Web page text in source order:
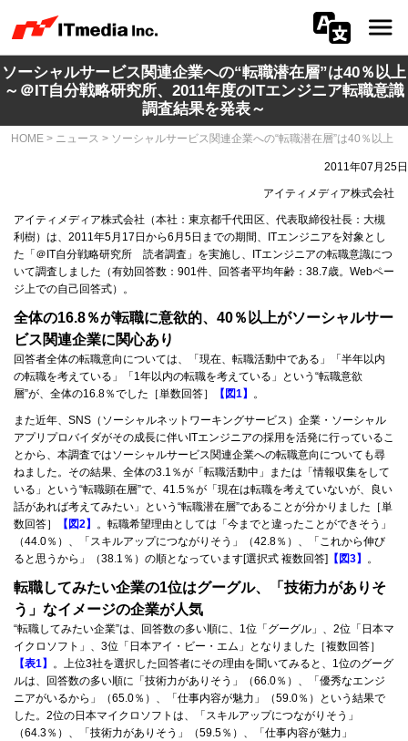
会社情報
サステナビリティ
プライバシー
メディア一覧
広告サービス
ソーシャルサービス関連企業への“転職潜在層”は40％以上
～＠IT自分戦略研究所、2011年度のITエンジニア転職意識
調査結果を発表～
HOME > ニュース > ソーシャルサービス関連企業への“転職潜在層”は40％以上
2011年07月25日
アイティメディア株式会社
アイティメディア株式会社（本社：東京都千代田区、代表取締役社長：大槻
利樹）は、2011年5月17日から6月5日までの期間、ITエンジニアを対象とし
た「＠IT自分戦略研究所 読者調査」を実施し、ITエンジニアの転職意識につ
いて調査しました（有効回答数：901件、回答者平均年齢：38.7歳。Webペー
ジ上での自己回答式）。
全体の16.8％が転職に意欲的、40％以上がソーシャルサー
ビス関連企業に関心あり
回答者全体の転職意向については、「現在、転職活動中である」「半年以内
の転職を考えている」「1年以内の転職を考えている」という“転職意欲
層”が、全体の16.8％でした［単数回答］
【図1】 。
また近年、SNS（ソーシャルネットワーキングサービス）企業・ソーシャル
アプリプロバイダがその成長に伴いITエンジニアの採用を活発に行っているこ
とから、本調査ではソーシャルサービス関連企業への転職意向についても尋
ねました。その結果、全体の3.1％が「転職活動中」または「情報収集をして
いる」という“転職顕在層”で、41.5％が「現在は転職を考えていないが、良い
話があれば考えてみたい」という“転職潜在層”であることが分かりました［単
数回答］
【図2】 。転職希望理由としては「今までと違ったことができそう」
（44.0％）、「スキルアップにつながりそう」（42.8％）、「これから伸び
ると思うから」（38.1％）の順となっています[選択式 複数回答] 【図3】 。
転職してみたい企業の1位はグーグル、「技術力がありそ
う」なイメージの企業が人気
“転職してみたい企業”は、回答数の多い順に、1位「グーグル」、2位「日本マ
イクロソフト」、3位「日本アイ・ビー・エム」となりました［複数回答］
【表1】 。上位3社を選択した回答者にその理由を聞いてみると、1位のグーグ
ルは、回答数の多い順に「技術力がありそう」（66.0％）、「優秀なエンジ
ニアがいるから」（65.0％）、「仕事内容が魅力」（59.0％）という結果で
した。2位の日本マイクロソフトは、「スキルアップにつながりそう」
（64.3％）、「技術力がありそう」（59.5％）、「仕事内容が魅力」